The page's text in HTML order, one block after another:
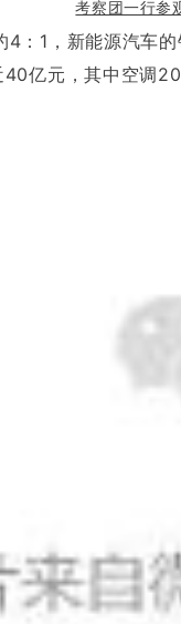
考察团一行参
：1，新能源汽车
亿元，其中空调